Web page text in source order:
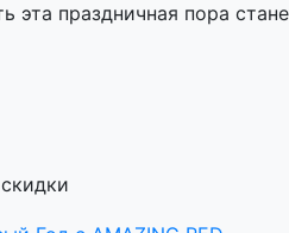
эта праздничная пора